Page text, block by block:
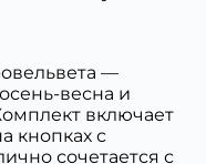
—
весна и
включает
кнопках с
сочетается с